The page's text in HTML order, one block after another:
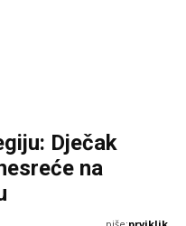
Dječak
na